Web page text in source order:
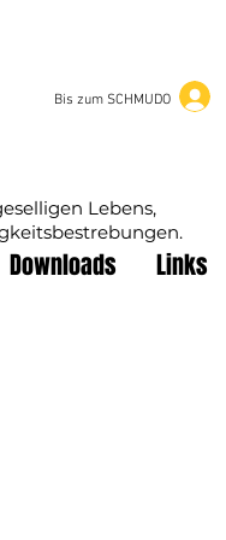
Lebens,
Downloads Links
Bis zum SCHMUDO